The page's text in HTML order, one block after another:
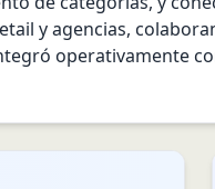
y agencias,
operativamente